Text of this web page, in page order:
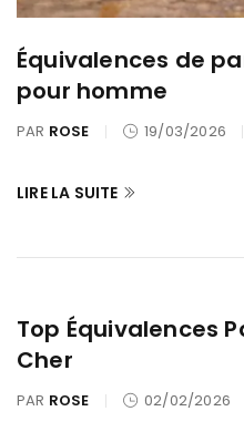
Équivalences de
pour homme
PAR ROSE 19/03/2026
LIRE LA SUITE
Top Équivalences
Cher
PAR ROSE 02/02/2026